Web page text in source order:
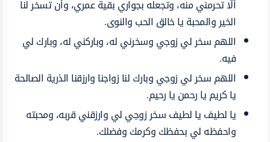
ألّا تحرمني منه، وتجعله بجواري بقية عمري، وأن تسخر لنا
الخير والمحبة يا خالق الحب والنوى.
اللهم سخر لي زوجي وسخرني له، وباركني له، وبارك لي
فيه.
اللهم سخر لي زوجي وبارك لنا زواجنا وارزقنا الذرية الصالحة
يا كريم يا رحمن يا رحيم.
يا لطيف يا لطيف سخر زوجي لي وارزقني قربه، ومحبته
واحفظه لي بحفظك وكرمك وفضلك.